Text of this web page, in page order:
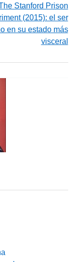
Stanford Prison
(2015): el ser
en su estado más
visceral